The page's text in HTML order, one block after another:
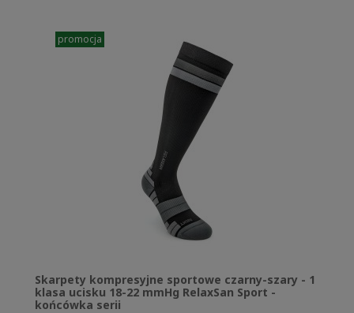
Skarpety kompresyjne sportowe czarny-szary - 1
klasa ucisku 18-22 mmHg RelaxSan Sport -
końcówka serii
promocja